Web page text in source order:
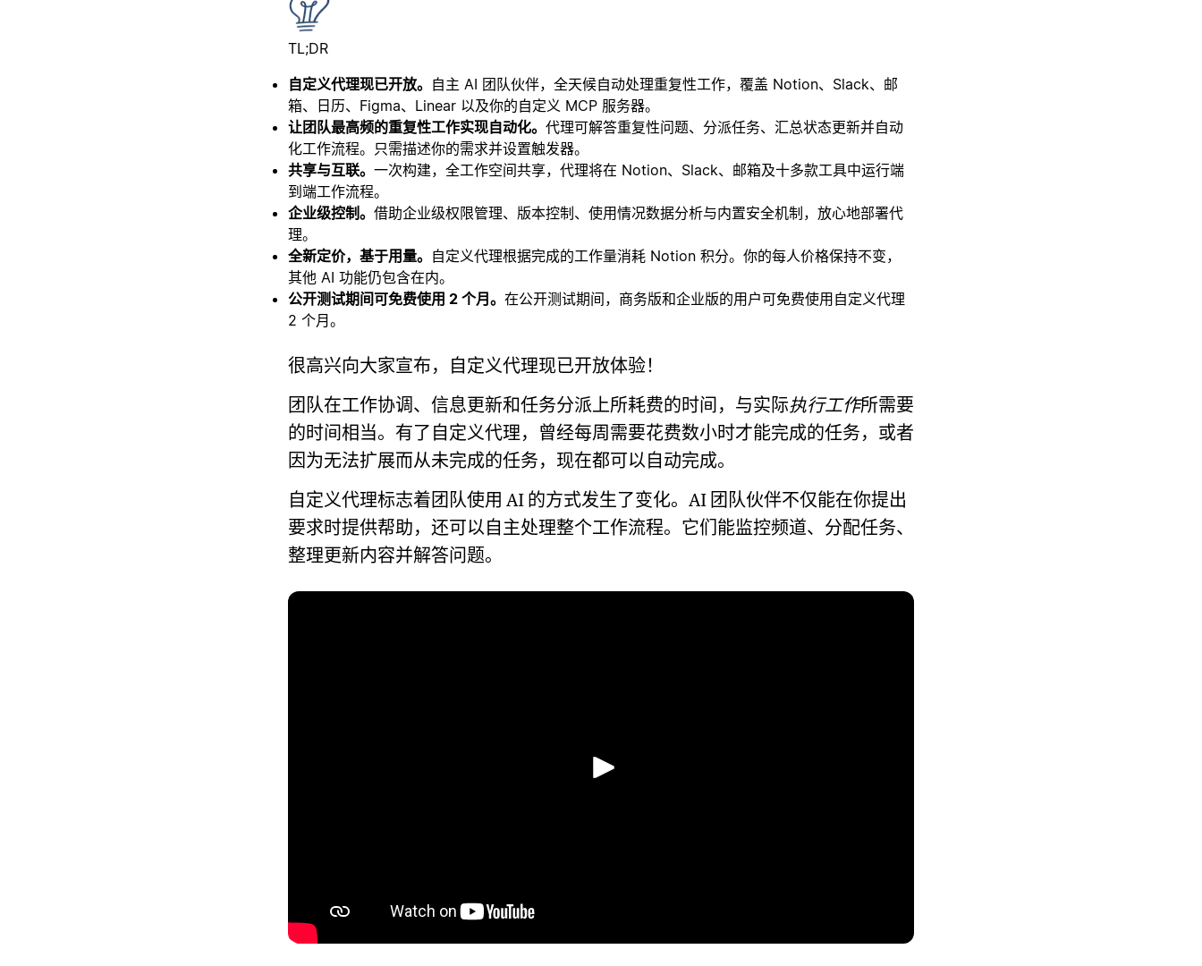
TL;DR
自定义代理现已开放。 自主 AI 团队伙伴，全天候自动处理重复性工作，覆盖 Notion、Slack、邮
箱、日历、Figma、Linear 以及你的自定义 MCP 服务器。
让团队最高频的重复性工作实现自动化。 代理可解答重复性问题、分派任务、汇总状态更新并自动
化工作流程。只需描述你的需求并设置触发器。
共享与互联。 一次构建，全工作空间共享，代理将在 Notion、Slack、邮箱及十多款工具中运行端
到端工作流程。
企业级控制。 借助企业级权限管理、版本控制、使用情况数据分析与内置安全机制，放心地部署代
理。
全新定价，基于用量。 自定义代理根据完成的工作量消耗 Notion 积分。你的每人价格保持不变，
其他 AI 功能仍包含在内。
公开测试期间可免费使用 2 个月。 在公开测试期间，商务版和企业版的用户可免费使用自定义代理
2 个月。
很高兴向大家宣布，自定义代理现已开放体验！
团队在工作协调、信息更新和任务分派上所耗费的时间，与实际执行工作所需要
的时间相当。有了自定义代理，曾经每周需要花费数小时才能完成的任务，或者
因为无法扩展而从未完成的任务，现在都可以自动完成。
自定义代理标志着团队使用 AI 的方式发生了变化。AI 团队伙伴不仅能在你提出
要求时提供帮助，还可以自主处理整个工作流程。它们能监控频道、分配任务、
整理更新内容并解答问题。
播放